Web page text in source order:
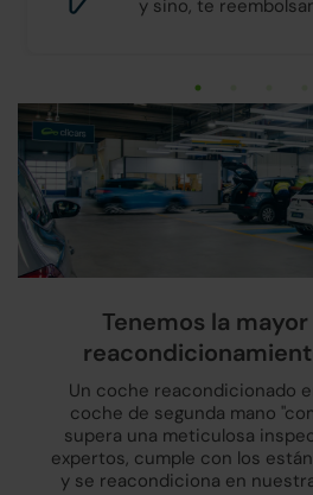
y sino, te
Tenemos la
Un coche reacondicionado
coche de segunda mano
supera una meticulosa
expertos, cumple con los
y se reacondiciona en